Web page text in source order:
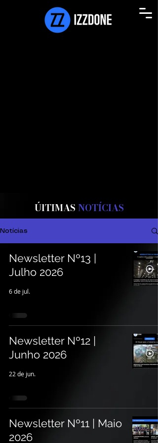
ÚlTIMAS NOTÍCIAS
Notícias
Newsletter Nº13 |
Julho 2026
6 de jul.
Newsletter Nº12 |
Junho 2026
22 de jun.
Newsletter Nº11 | Maio
2026